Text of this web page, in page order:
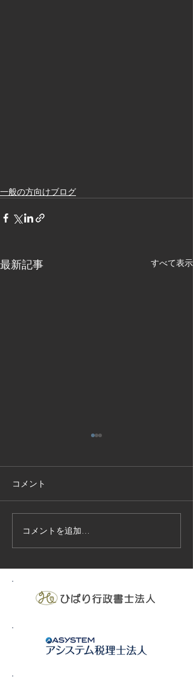
一般の方向けブログ
最新記事 すべて表示
技能実習生１２名入国-フ
ィリピン、ベトナム
コメント
コメントを追加…